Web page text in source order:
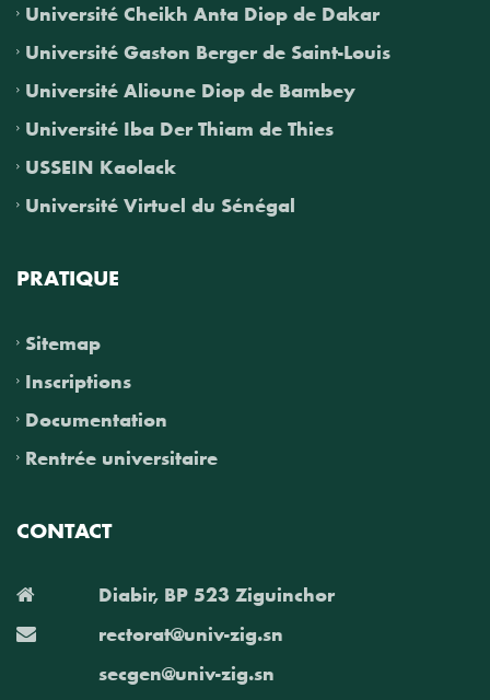
Université Cheikh Anta Diop de Dakar
Université Gaston Berger de Saint-Louis
Université Alioune Diop de Bambey
Université Iba Der Thiam de Thies
USSEIN Kaolack
Université Virtuel du Sénégal
PRATIQUE
Sitemap
Inscriptions
Documentation
Rentrée universitaire
CONTACT
Diabir, BP 523 Ziguinchor
rectorat@univ-zig.sn
secgen@univ-zig.sn